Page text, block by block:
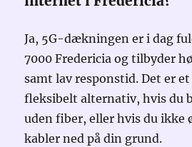
Ja, 5G-dækningen er i dag
7000 Fredericia og tilbyder
samt lav responstid. Det er
fleksibelt alternativ, hvis du
uden fiber, eller hvis du ikke
kabler ned på din grund.